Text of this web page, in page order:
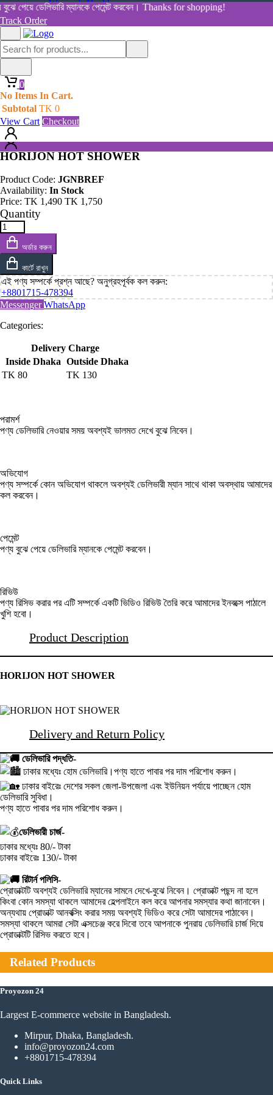
পেয়ে ডেলিভারি ম্যানকে পেমেন্ট করবেন। Thanks for shopping!
Track Order
0
No Items In Cart.
Subtotal TK 0
View Cart Checkout
Women's Health
View All Categories
Shop By Category
Home
0
No Items In Cart.
Subtotal TK0
View Cart
HORIJON HOT SHOWER
HORIJON HOT SHOWER
Product Code: JGNBREF
Availability: In Stock
Price: TK 1,490 TK 1,750
Quantity
অর্ডার করুন
কার্টে রাখুন
এই পণ্য সম্পর্কে প্রশ্ন আছে? অনুগ্রহপূর্বক কল করুন:
+8801715-478394
MessengerWhatsApp
Categories:
Delivery Charge
Inside Dhaka Outside Dhaka
TK 80 TK 130
পরামর্শ
পণ্য ডেলিভারি নেওয়ার সময় অবশ্যই ভালমত দেখে বুঝে নিবেন।
অভিযোগ
পণ্য সম্পর্কে কোন অভিযোগ থাকলে অবশ্যই ডেলিভারী ম্যান সাথে থাকা অবস্থায় আমাদের
কল করবেন।
পেমেন্ট
পণ্য বুঝে পেয়ে ডেলিভারি ম্যানকে পেমেন্ট করবেন।
রিভিউ
পণ্য রিসিভ করার পর এটি সম্পর্কে একটি ভিডিও রিভিউ তৈরি করে আমাদের ইনবক্সে পাঠালে
খুশি হবো।
Product Description
HORIJON HOT SHOWER
Delivery and Return Policy
ডেলিভারি পদ্ধতি-
ঢাকার মধ্যেঃ হোম ডেলিভারি।পণ্য হাতে পাবার পর দাম পরিশোধ করুন।
ঢাকার বাইরেঃ দেশের সকল জেলা-উপজেলা এবং ইউনিয়ন পর্যায়ে পাচ্ছেন হোম
ডেলিভারি সুবিধা।
পণ্য হাতে পাবার পর দাম পরিশোধ করুন।
ডেলিভারী চার্জ-
ঢাকার মধ্যেঃ 80/- টাকা
ঢাকার বাইরেঃ 130/- টাকা
রিটার্ন পলিসি-
প্রোডাক্টটি অবশ্যই ডেলিভারি ম্যানের সামনে দেখে-বুঝে নিবেন। প্রোডাক্ট পছন্দ না হলে
কিংবা কোন সমস্যা থাকলে আমাদের হেল্পলাইনে কল করে আপনার সমস্যার কথা জানাবেন।
অন্যথায় প্রোডাক্ট আনবক্সিং করার সময় অবশ্যই ভিডিও করে সেটা আমাদের পাঠাবেন।
সমস্যা থাকলে আমরা সেটা এক্সচেঞ্জ করে দিবো তবে আপনাকে পুনরায় ডেলিভারি চার্জ দিয়ে
প্রোডাক্টটি রিসিভ করতে হবে।
Related Products
Proyozon 24
Largest E-commerce website in Bangladesh.
Mirpur, Dhaka, Bangladesh.
info@proyozon24.com
+8801715-478394
Quick Links